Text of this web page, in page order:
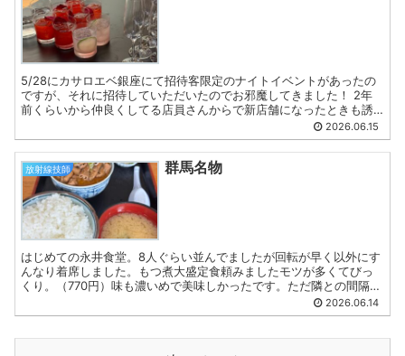
5/28にカサロエベ銀座にて招待客限定のナイトイベントがあったの
ですが、それに招待していただいたのでお邪魔してきました！ 2年
前くらいから仲良くしてる店員さんからで新店舗になったときも誘
っていただきましたし、今回も誘っていただけてうれしかっ...2026.06.15
放射線技師 群馬名物
はじめての永井食堂。8人ぐらい並んでましたが回転が早く以外にす
んなり着席しました。もつ煮大盛定食頼みましたモツが多くてびっ
くり。（770円）味も濃いめで美味しかったです。ただ隣との間隔が
狭いので腕が当たりすごく食べにくかったですね…お土産も...2026.06.14